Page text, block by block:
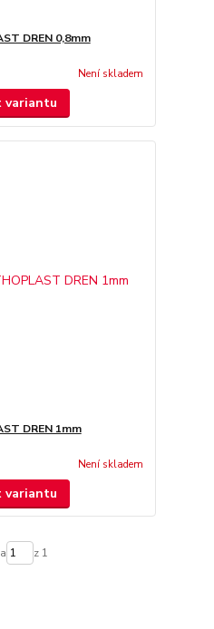
DREN 0,8mm
Není skladem
variantu
DREN 1mm
Není skladem
variantu
z 1